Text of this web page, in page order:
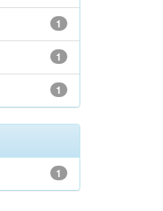
1
1
1
1